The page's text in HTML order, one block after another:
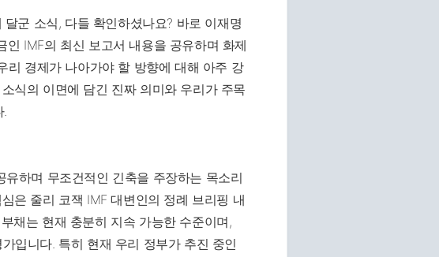
군 소식, 다들 확인하셨나요? 바로 이재명
IMF의 최신 보고서 내용을 공유하며 화제
리 경제가 나아가야 할 방향에 대해 아주 강
식의 이면에 담긴 진짜 의미와 우리가 주목
.
하며 무조건적인 긴축을 주장하는 목소리
은 줄리 코잭 IMF 대변인의 정례 브리핑 내
채는 현재 충분히 지속 가능한 수준이며,
입니다. 특히 현재 우리 정부가 추진 중인